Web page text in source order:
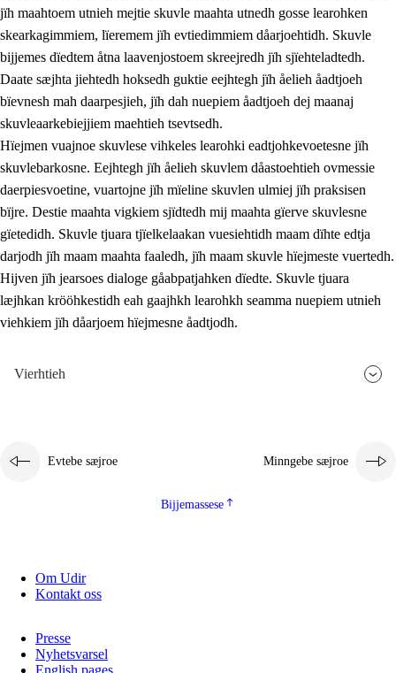
3. Prinsihph skuvlen rïektesisnie
3.1 Feerhmeles lïeremebyjrese
3.2 Ööhpehtimmie jïh sjïehtedamme lïerehtimmie
3.3 Gåetie jïh skuvle laavenjostoeh
3.4 Lïerehtimmie learoesïeltesne jïh barkoejielemisnie
3.5 Profesjonsektievoete jïh skuvleevtiedimmie
jïh maahtoem utnieh mejtie skuvle maahta utnedh gosse learohken
skearkagimmiem, lïeremem jïh evtiedimmiem dåarjoehtidh. Skuvle
bijjemes dïedtem åtna laavenjostoem skreejredh jïh sjïehteladtedh.
Daate sæjhta jiehtedh hoksedh guktie eejhtegh jïh åelieh åadtjoeh
bïevnesh mah daarpesjieh, jïh dah nuepiem åadtjoeh dej maanaj
skuvleaarkebiejjiem maehtieh tsevtsedh.
Hïejmen vuajnoe skuvlese vihkeles learohki eadtjohkevoetesne jïh
skuvlebarkosne. Eejhtegh jïh åelieh skuvlem dåastoehtieh ovmessie
daerpiesvoetine, vuartojne jïh mïeline skuvlen ulmiej jïh praksisen
bïjre. Destie maahta vigkiem sjïdtedh mij maahta gïerve skuvlesne
gïetedidh. Skuvle tjuara tjïelkelaakan vuesiehtidh maam dïhte edtja
darjodh jïh maam maahta faaledh, jïh maam skuvle hïejmeste vuertedh.
Hijven jïh jearsoes dialoge gåabpatjahken dïedte. Skuvle tjuara
læjhkan krööhkestidh eah gaajhkh learohkh seamma nuepiem utnieh
viehkiem jïh dåarjoem hïejmesne åadtjodh.
Vierhtieh
Evtebe sæjroe Minngebe sæjroe
Bijjemassese
Om Udir
Kontakt oss
Presse
Nyhetsvarsel